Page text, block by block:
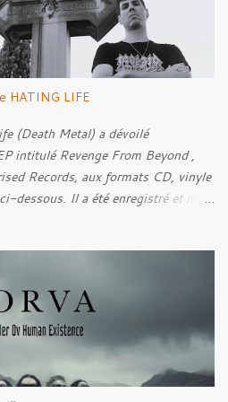
producteur Kristian "Kohle"
de 1914 , ainsi qu'à l'historien
allemand des blindés de Munster,
la place des images de guerre
du Metal. Le reportage est à
HATING LIFE
(Death Metal) a dévoilé
intitulé Revenge From Beyond ,
Records, aux formats CD, vinyle
dessous. Il a été enregistré et mixé